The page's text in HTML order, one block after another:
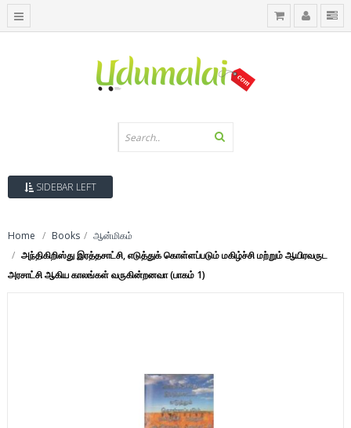
SIDEBAR LEFT
Home Books
ஆன்மிகம்
அந்திகிறிஸ்து இரத்தசாட்சி, எடுத்துக் கொள்ளப்படும் மகிழ்ச்சி மற்றும் ஆயிரவருட
அரசாட்சி ஆகிய காலங்கள் வருகின்றனவா (பாகம் 1)